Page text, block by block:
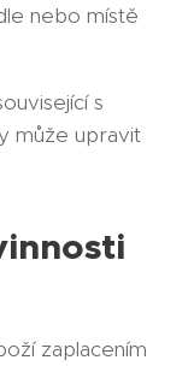
nebo místě
s
může upravit
zaplacením